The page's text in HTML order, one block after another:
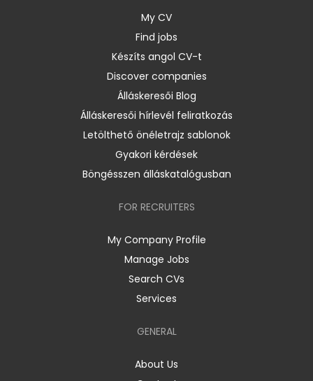
My CV
Find jobs
Készíts angol CV-t
Discover companies
Álláskeresői Blog
Álláskeresői hírlevél feliratkozás
Letölthető önéletrajz sablonok
Gyakori kérdések
Böngésszen álláskatalógusban
FOR RECRUITERS
My Company Profile
Manage Jobs
Search CVs
Services
GENERAL
About Us